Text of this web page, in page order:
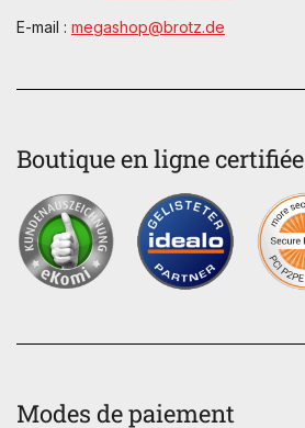
E-mail : megashop@brotz.de
Boutique en ligne certifiée
Modes de paiement